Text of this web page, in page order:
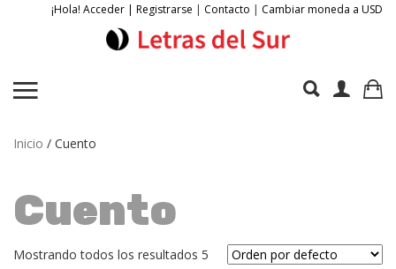
¡Hola! Acceder | Registrarse | Contacto | Cambiar moneda a USD
Inicio / Cuento
Cuento
Mostrando todos los resultados 5